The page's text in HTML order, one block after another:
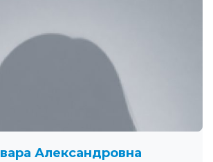
Александровна